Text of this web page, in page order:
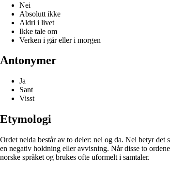
Nei
Absolutt ikke
Aldri i livet
Ikke tale om
Verken i går eller i morgen
Antonymer
Ja
Sant
Visst
Etymologi
Ordet neida består av to deler: nei og da. Nei betyr
en negativ holdning eller avvisning. Når disse to
norske språket og brukes ofte uformelt i samtaler.